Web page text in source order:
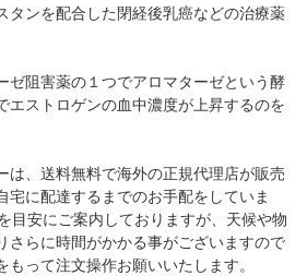
タンを配合した閉経後乳癌などの治療薬
ゼ阻害薬の１つでアロマターゼという酵
エストロゲンの血中濃度が上昇するのを
は、送料無料で海外の正規代理店が販売
宅に配達するまでのお手配をしていま
目安にご案内しておりますが、天候や物
さらに時間がかかる事がございますので
って注文操作お願いいたします。